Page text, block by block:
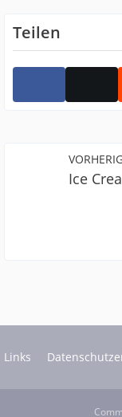
Teilen
Ice
Links